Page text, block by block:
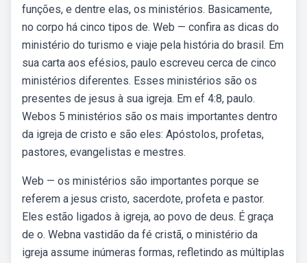
funções, e dentre elas, os ministérios. Basicamente,
no corpo há cinco tipos de. Web — confira as dicas do
ministério do turismo e viaje pela história do brasil. Em
sua carta aos efésios, paulo escreveu cerca de cinco
ministérios diferentes. Esses ministérios são os
presentes de jesus à sua igreja. Em ef 4:8, paulo.
Webos 5 ministérios são os mais importantes dentro
da igreja de cristo e são eles: Apóstolos, profetas,
pastores, evangelistas e mestres.
Web — os ministérios são importantes porque se
referem a jesus cristo, sacerdote, profeta e pastor.
Eles estão ligados à igreja, ao povo de deus. É graça
de o. Webna vastidão da fé cristã, o ministério da
igreja assume inúmeras formas, refletindo as múltiplas